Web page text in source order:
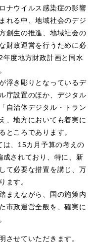
ナウイルス感染症の影響
れる中、地域社会のデジ
創生の推進、地域社会の
財政運営を行うために必
度地方財政計画と同水
浮き彫りとなっているデ
庁設置のほか、デジタル
自治体デジタル・トラン
、地方においても着実に
ところであります。
は、15カ月予算の考えの
されており、特に、新
て必要な措置を講じ、万
ます。
まえながら、国の施策内
市政運営全般を、確実に
させていただきます。